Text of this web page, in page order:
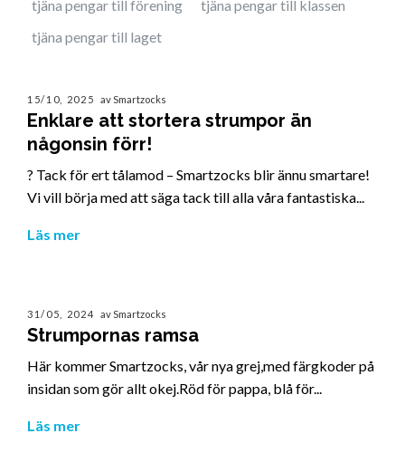
tjäna pengar till förening
tjäna pengar till klassen
tjäna pengar till laget
15/10, 2025 av Smartzocks
Enklare att stortera strumpor än
någonsin förr!
? Tack för ert tålamod – Smartzocks blir ännu smartare!
Vi vill börja med att säga tack till alla våra fantastiska...
Läs mer
31/05, 2024 av Smartzocks
Strumpornas ramsa
Här kommer Smartzocks, vår nya grej,med färgkoder på
insidan som gör allt okej.Röd för pappa, blå för...
Läs mer